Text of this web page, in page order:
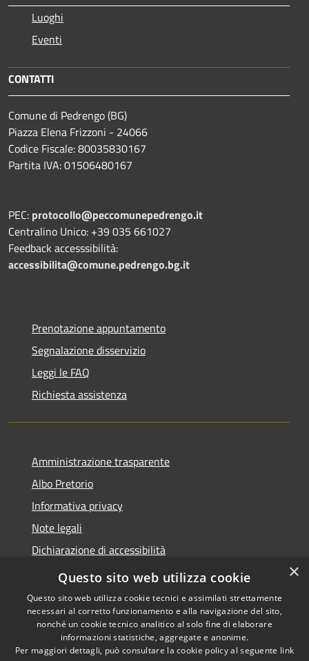
Luoghi
Eventi
CONTATTI
Comune di Pedrengo (BG)
Piazza Elena Frizzoni - 24066
Codice Fiscale: 80035830167
Partita IVA: 01506480167
PEC: protocollo@peccomunepedrengo.it
Centralino Unico: +39 035 661027
Feedback accesssibilità:
accessibilita@comune.pedrengo.bg.it
Prenotazione appuntamento
Segnalazione disservizio
Leggi le FAQ
Richiesta assistenza
Amministrazione trasparente
Albo Pretorio
Informativa privacy
Note legali
Dichiarazione di accessibilità
Area riservata dipendenti
Copyright © 2026 • Comune di
Pedrengo • Powered by
×
Questo sito web utilizza cookie
Questo sito web utilizza cookie tecnici e assimilati strettamente
necessari al corretto funzionamento e alla navigazione del sito,
nonché un cookie tecnico analitico al solo fine di elaborare
informazioni statistiche, aggregate e anonime.
Per maggiori dettagli, può consultare la cookie policy al seguente link